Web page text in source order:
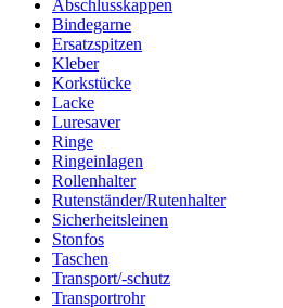
Abschlusskappen
Bindegarne
Ersatzspitzen
Kleber
Korkstücke
Lacke
Luresaver
Ringe
Ringeinlagen
Rollenhalter
Rutenständer/Rutenhalter
Sicherheitsleinen
Stonfos
Taschen
Transport/-schutz
Transportrohr